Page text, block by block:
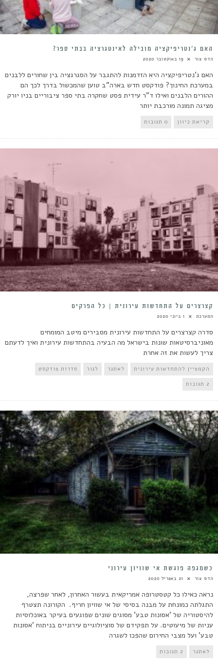
האם ג’נטריפיקציה מובילה לאינטגרציה בבתי ספר?
הדס צור 19 באוקטובר 2020
האם ג'נטריפיקציה היא הזדמנות להתגבר על הסגרגציה בין שחורים ללבנים
במערכת החינוך? פודקסט חדש בארה"ב טוען שהמכשול בדרך לכך הם
ההורים הלבנים ואילו ד"ר עידית פסט שחקרה בתי ספר ציבוריים בניו יורק
מציגה תמונה מורכבת יותר
קריאת כיוון 0 תגובות
קצרצרים על התחדשות עירונית | כל הפרקים
המערכת 1 ביוני 2020
סדרה קצרצרים על התחדשות עירונית מסבירים מיטב המומחים
מאוניברסיטאות שונות בישראל מה הבעיה בהתחדשות עירונית ואיך לדעתם
צריך לעשות את זה אחרת
הקמפיין להתחדשות עירונית לאתגר לגור סדרות פודקסט
2 תגובות
כשמגפה פוגשת אי שוויון עירוני
הדס צור 21 באפריל 2020
נראה כאילו כל קטסטרופה אמריקאית בעשור האחרון, לאחר שפרצה,
התגלתה כמונחת על מבנה בסיסי של אי שוויון חריף. הקורונה תצטרף
להיסטוריה של 'אסונות טבע' מסוגים שונים שפוגעים בעיקר באוכלוסיות
עניות של מיעוטים. על תפקידם של סוציולוגיים עירוניים בניתוח 'אסונות
טבע' ועל מצבי החירום שהפכו לשגרה
לאתגר 2 תגובות